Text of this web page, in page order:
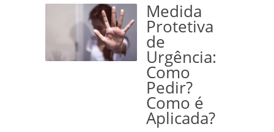
Medida
Protetiva
de
Urgência:
Como
Pedir?
Como é
Aplicada?